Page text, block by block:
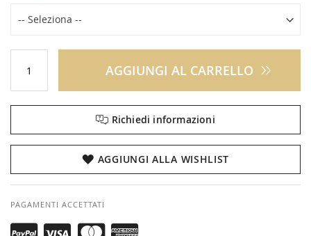
AGGIUNGI AL CARRELLO
Richiedi informazioni
AGGIUNGI ALLA WISHLIST
PAGAMENTI ACCETTATI